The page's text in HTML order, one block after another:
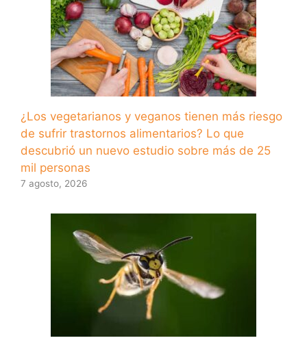
¿Los vegetarianos y veganos tienen más riesgo
de sufrir trastornos alimentarios? Lo que
descubrió un nuevo estudio sobre más de 25
mil personas
7 agosto, 2026